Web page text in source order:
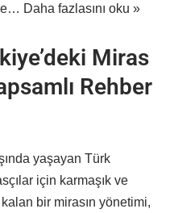
Daha fazlasını oku »
Miras
Rehber
yaşayan Türk
için karmaşık ve
bir mirasın yönetimi,